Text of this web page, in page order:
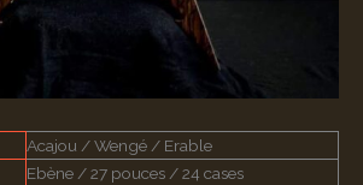
Acajou / Wengé / Erable
Ebène / 27 pouces / 24 cases